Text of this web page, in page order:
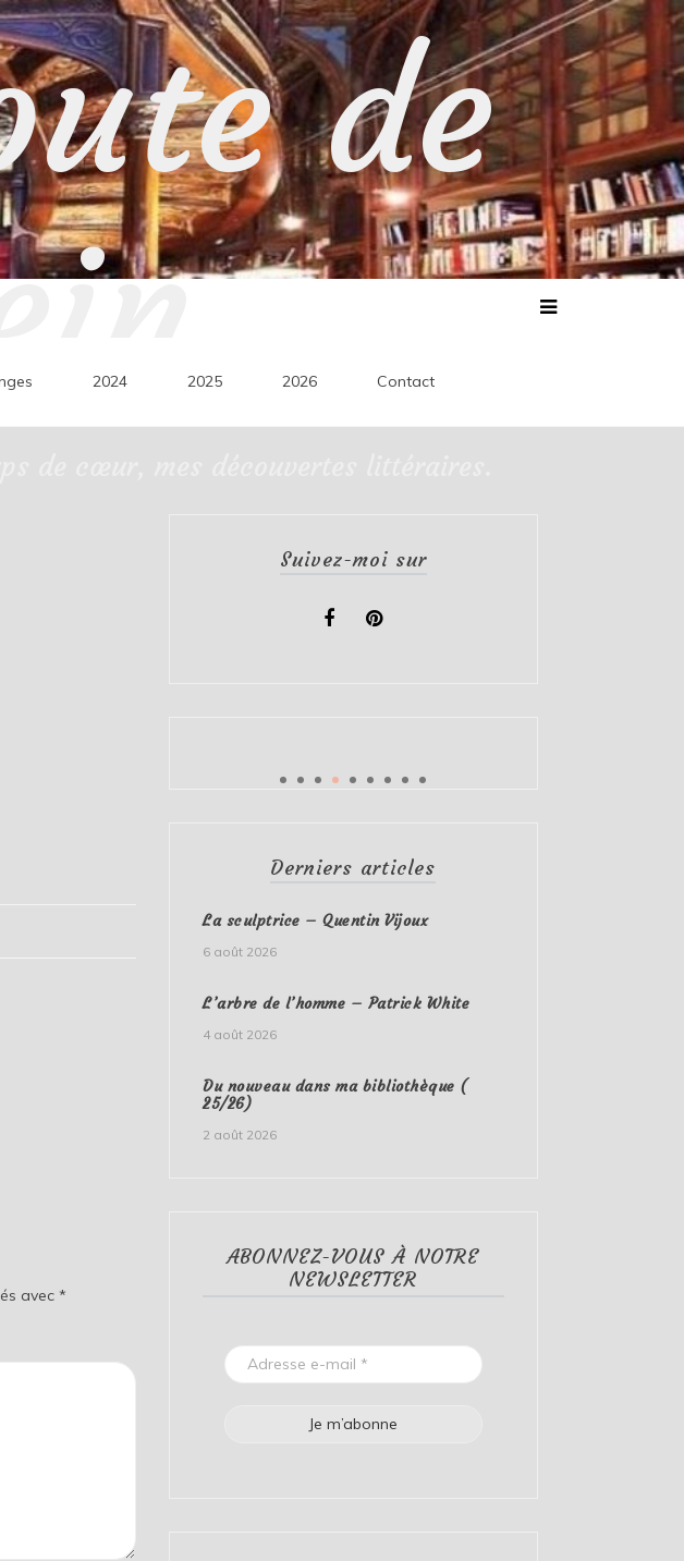
de
2024 2025 2026 Contact
avec *
Suivez-moi sur
Derniers articles
La sculptrice – Quentin Vijoux
6 août 2026
L’arbre de l’homme – Patrick White
4 août 2026
Du nouveau dans ma bibliothèque (
25/26)
2 août 2026
ABONNEZ-VOUS À NOTRE
NEWSLETTER